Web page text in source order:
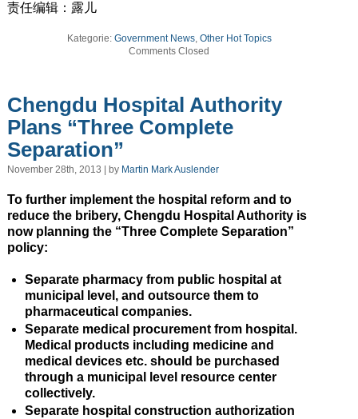
责任编辑：露儿
Kategorie: Government News, Other Hot Topics
Comments Closed
Chengdu Hospital Authority
Plans “Three Complete
Separation”
November 28th, 2013 | by Martin Mark Auslender
To further implement the hospital reform and to
reduce the bribery, Chengdu Hospital Authority is
now planning the “Three Complete Separation”
policy:
Separate pharmacy from public hospital at
municipal level, and outsource them to
pharmaceutical companies.
Separate medical procurement from hospital.
Medical products including medicine and
medical devices etc. should be purchased
through a municipal level resource center
collectively.
Separate hospital construction authorization